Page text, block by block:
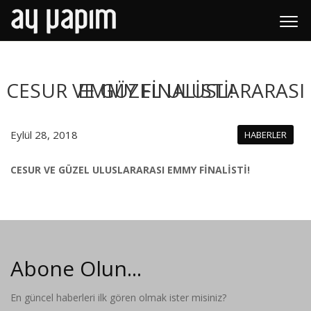
CESUR VE GÜZEL ULUSLARARASI EMMY FİNALİSTİ!
Eylül 28, 2018 HABERLER
CESUR VE GÜZEL ULUSLARARASI EMMY FİNALİSTİ!
Abone Olun...
En güncel haberleri ilk gören olmak ister misiniz?